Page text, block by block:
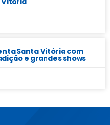
Santa Vitória com
e grandes shows